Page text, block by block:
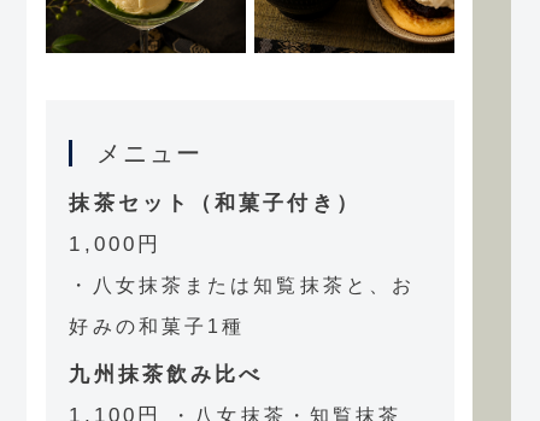
メニュー
抹茶セット（和菓子付き）
1,000円
・八女抹茶または知覧抹茶と、お
好みの和菓子1種
九州抹茶飲み比べ
1,100円
・八女抹茶・知覧抹茶